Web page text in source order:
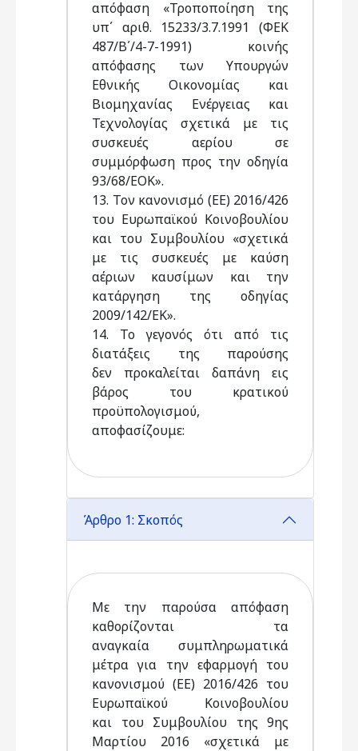
απόφαση «Τροποποίηση της
υπ΄ αριθ. 15233/3.7.1991 (ΦΕΚ
487/Β΄/4-7-1991) κοινής
απόφασης των Υπουργών
Εθνικής Οικονομίας και
Βιομηχανίας Ενέργειας και
Τεχνολογίας σχετικά με τις
συσκευές αερίου σε
συμμόρφωση προς την οδηγία
93/68/ΕΟΚ».
13. Τον κανονισμό (ΕΕ) 2016/426
του Ευρωπαϊκού Κοινοβουλίου
και του Συμβουλίου «σχετικά
με τις συσκευές με καύση
αέριων καυσίμων και την
κατάργηση της οδηγίας
2009/142/ΕΚ».
14. Το γεγονός ότι από τις
διατάξεις της παρούσης
δεν προκαλείται δαπάνη εις
βάρος του κρατικού
προϋπολογισμού,
αποφασίζουμε:
Άρθρο 1: Σκοπός
Με την παρούσα απόφαση
καθορίζονται τα
αναγκαία συμπληρωματικά
μέτρα για την εφαρμογή του
κανονισμού (ΕΕ) 2016/426 του
Ευρωπαϊκού Κοινοβουλίου
και του Συμβουλίου της 9ης
Μαρτίου 2016 «σχετικά με